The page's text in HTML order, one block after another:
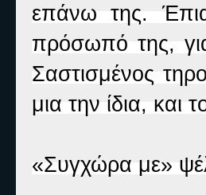
επάνω της.
πρόσωπό της,
Σαστισμένος
μια την ίδια, και
«Συγχώρα με»